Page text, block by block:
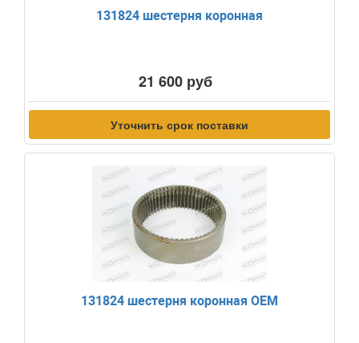
131824 шестерня коронная
21 600 руб
Уточнить срок поставки
131824 шестерня коронная OEM